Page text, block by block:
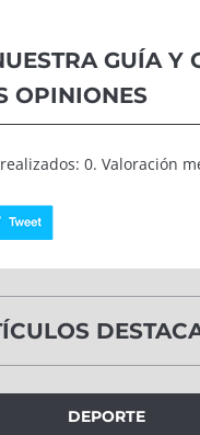
GUÍA Y
OPINIONES
0. Valoración
DEPORTE